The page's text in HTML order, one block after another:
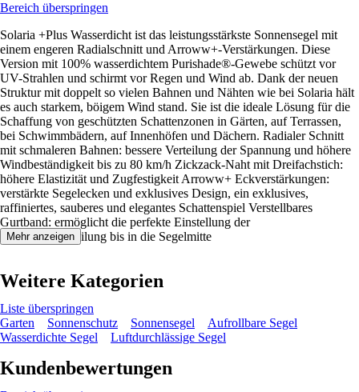
Bereich überspringen
Solaria +Plus Wasserdicht ist das leistungsstärkste Sonnensegel mit
einem engeren Radialschnitt und Arroww+-Verstärkungen. Diese
Version mit 100% wasserdichtem Purishade®-Gewebe schützt vor
UV-Strahlen und schirmt vor Regen und Wind ab. Dank der neuen
Struktur mit doppelt so vielen Bahnen und Nähten wie bei Solaria hält
es auch starkem, böigem Wind stand. Sie ist die ideale Lösung für die
Schaffung von geschützten Schattenzonen in Gärten, auf Terrassen,
bei Schwimmbädern, auf Innenhöfen und Dächern. Radialer Schnitt
mit schmaleren Bahnen: bessere Verteilung der Spannung und höhere
Windbeständigkeit bis zu 80 km/h Zickzack-Naht mit Dreifachstich:
höhere Elastizität und Zugfestigkeit Arroww+ Eckverstärkungen:
verstärkte Segelecken und exklusives Design, ein exklusives,
raffiniertes, sauberes und elegantes Schattenspiel Verstellbares
Gurtband: ermöglicht die perfekte Einstellung der
Spannungsverteilung bis in die Segelmitte
Mehr anzeigen
Weitere Kategorien
Liste überspringen
Garten
Sonnenschutz Sonnensegel
Aufrollbare Segel
Wasserdichte Segel
Luftdurchlässige Segel
Kundenbewertungen